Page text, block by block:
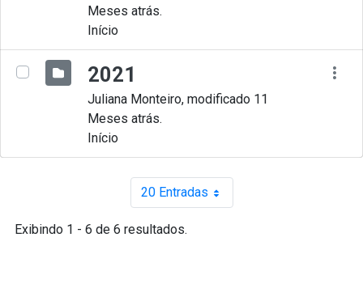
Meses atrás.
Início
2021
Juliana Monteiro, modificado 11
Meses atrás.
Início
20 EntradasPor página
Exibindo 1 - 6 de 6 resultados.